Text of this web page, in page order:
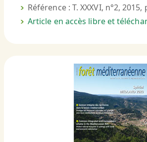
Référence : T. XXXVI, n°2, 2015,
Article en accès libre et